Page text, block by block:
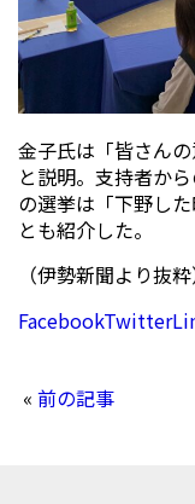
金子氏は「皆さん
と説明。支持者か
の選挙は「下野し
とも紹介した。
（伊勢新聞より抜粋
FacebookTwitter
«前の記事